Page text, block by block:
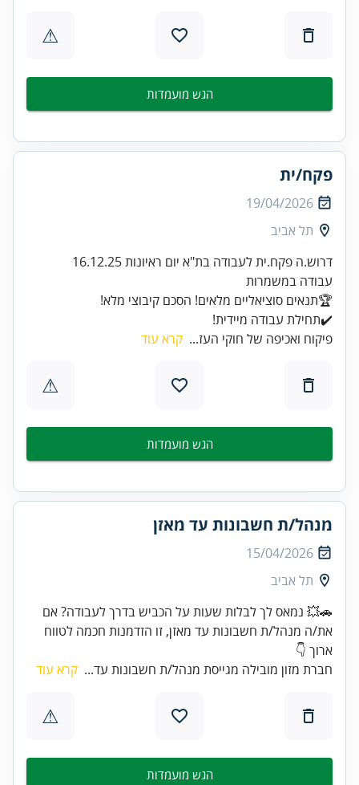
⚠
הגש מועמדות
פקח/ית
19/04/2026
תל אביב
✔️תחילת עבודה מיידית!
פיקוח ואכיפה של חוקי העז... קרא עוד
⚠
הגש מועמדות
מנהל/ת חשבונות עד מאזן
15/04/2026
תל אביב
🚗💥 נמאס לך לבלות שעות על הכביש בדרך לעבודה? אם
את/ה מנהל/ת חשבונות עד מאזן, זו הזדמנות חכמה לטווח
ארוך 👇
חברת מזון מובילה מגייסת מנהל/ת חשבונות עד... קרא עוד
⚠
הגש מועמדות